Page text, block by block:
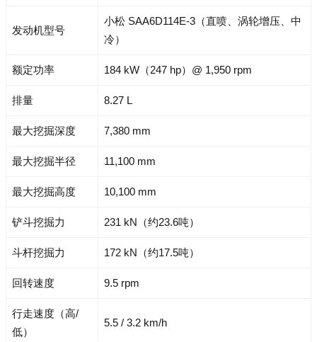
发动机型号
小松 SAA6D114E-3（直喷、涡轮增压、中
冷）
额定功率 184 kW（247 hp）@ 1,950 rpm
排量 8.27 L
最大挖掘深度 7,380 mm
最大挖掘半径 11,100 mm
最大挖掘高度 10,100 mm
铲斗挖掘力 231 kN（约23.6吨）
斗杆挖掘力 172 kN（约17.5吨）
回转速度 9.5 rpm
行走速度（高/
低）
5.5 / 3.2 km/h